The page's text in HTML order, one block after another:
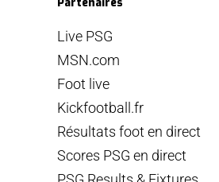
Live PSG
MSN.com
Foot live
Kickfootball.fr
Résultats foot en direct
Scores PSG en direct